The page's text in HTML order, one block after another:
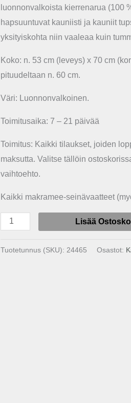
luonnonvalkoista kierrenarua (100
hapsuuntuvat kauniisti ja kauniit
yksityiskohta niin vaaleaa kuin
Koko: n. 53 cm (leveys) x 70 cm
pituudeltaan n. 60 cm.
Väri: Luonnonvalkoinen.
Toimitusaika: 7 – 21 päivää
Toimitus: Kaikki tilaukset, joiden
maksutta. Valitse tällöin
vaihtoehto.
Kaikki makramee-seinävaatteet
Lisää
Tuotetunnus (SKU): 24465 Osastot: